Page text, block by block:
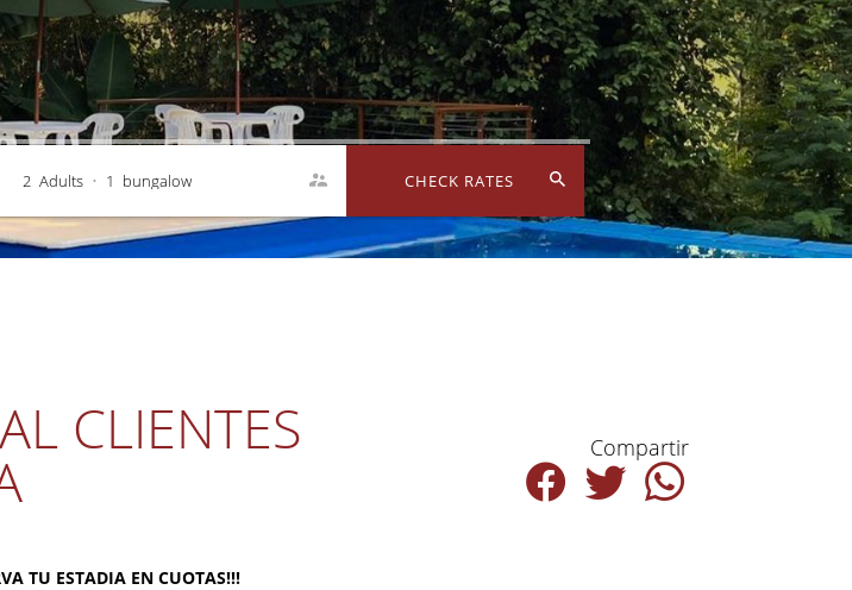
2 Adults • 1 bungalow CHECK RATES
CLIENTES Compartir
TU ESTADIA EN CUOTAS!!!